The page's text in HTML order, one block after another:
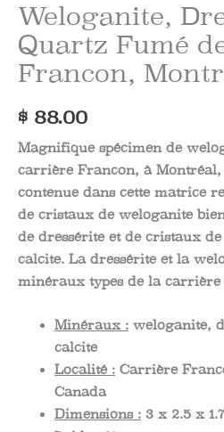
Weloganite,
Quartz Fumé
Francon,
$ 88.00
Magnifique spécimen de
carrière Francon, à Montréal,
contenue dans cette matrice
de cristaux de weloganite
de dressérite et de cristaux
calcite. La dressérite et la
minéraux types de la
Minéraux : weloganite,
calcite
Localité : Carrière
Canada
Dimensions : 3 x 2.5 x